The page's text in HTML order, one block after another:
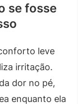
se fosse
leve
irritação.
dor no pé,
enquanto ela